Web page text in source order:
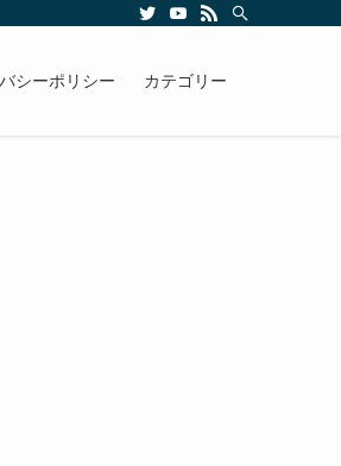
シーポリシー カテゴリー